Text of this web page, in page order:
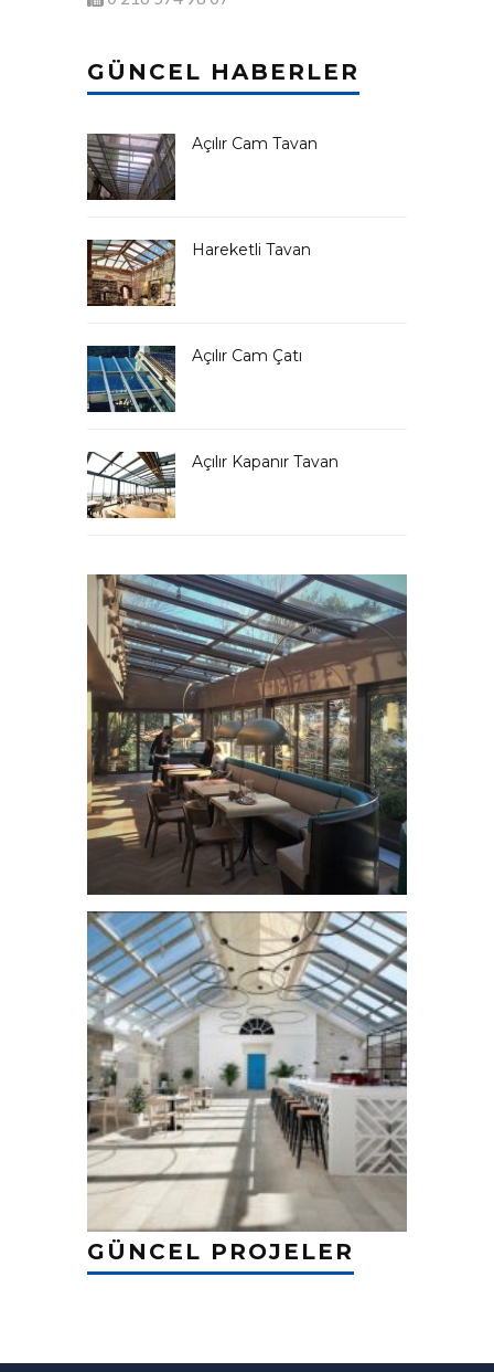
GÜNCEL HABERLER
Açılır Cam Tavan
Hareketli Tavan
Açılır Cam Çatı
Açılır Kapanır Tavan
GÜNCEL PROJELER